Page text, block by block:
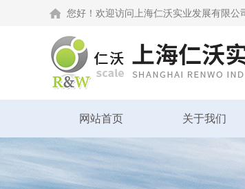
您好！欢迎访问上海仁沃实业发展有限公
网站首页 关于我们